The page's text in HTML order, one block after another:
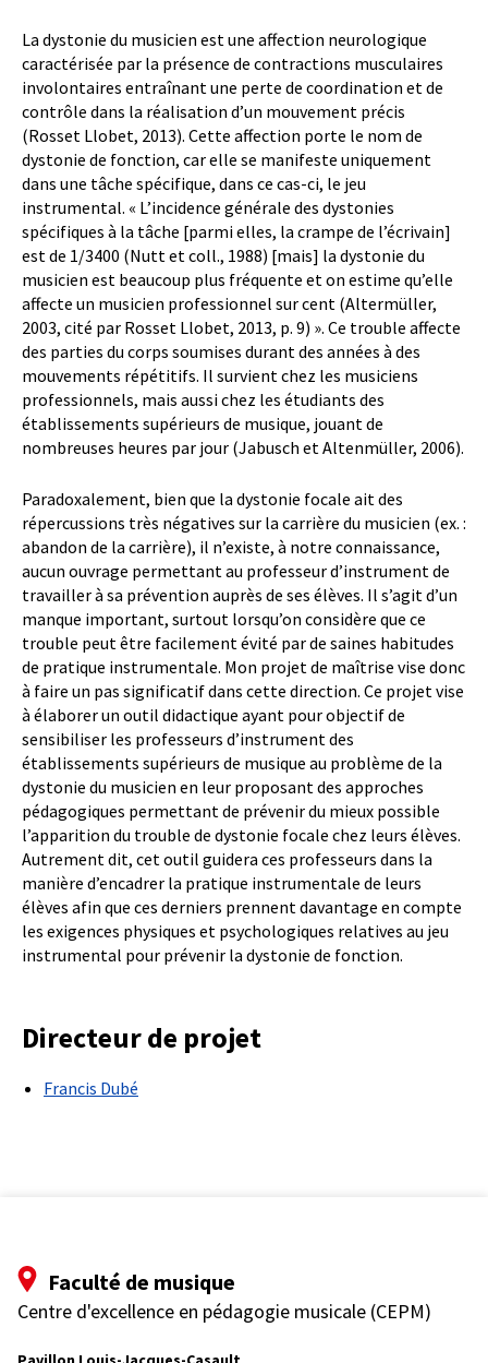
La dystonie du musicien est une affection neurologique
caractérisée par la présence de contractions musculaires
involontaires entraînant une perte de coordination et de
contrôle dans la réalisation d’un mouvement précis
(Rosset Llobet, 2013). Cette affection porte le nom de
dystonie de fonction, car elle se manifeste uniquement
dans une tâche spécifique, dans ce cas-ci, le jeu
instrumental. « L’incidence générale des dystonies
spécifiques à la tâche [parmi elles, la crampe de l’écrivain]
est de 1/3400 (Nutt et coll., 1988) [mais] la dystonie du
musicien est beaucoup plus fréquente et on estime qu’elle
affecte un musicien professionnel sur cent (Altermüller,
2003, cité par Rosset Llobet, 2013, p. 9) ». Ce trouble affecte
des parties du corps soumises durant des années à des
mouvements répétitifs. Il survient chez les musiciens
professionnels, mais aussi chez les étudiants des
établissements supérieurs de musique, jouant de
nombreuses heures par jour (Jabusch et Altenmüller, 2006).
Paradoxalement, bien que la dystonie focale ait des
répercussions très négatives sur la carrière du musicien (ex. :
abandon de la carrière), il n’existe, à notre connaissance,
aucun ouvrage permettant au professeur d’instrument de
travailler à sa prévention auprès de ses élèves. Il s’agit d’un
manque important, surtout lorsqu’on considère que ce
trouble peut être facilement évité par de saines habitudes
de pratique instrumentale. Mon projet de maîtrise vise donc
à faire un pas significatif dans cette direction. Ce projet vise
à élaborer un outil didactique ayant pour objectif de
sensibiliser les professeurs d’instrument des
établissements supérieurs de musique au problème de la
dystonie du musicien en leur proposant des approches
pédagogiques permettant de prévenir du mieux possible
l’apparition du trouble de dystonie focale chez leurs élèves.
Autrement dit, cet outil guidera ces professeurs dans la
manière d’encadrer la pratique instrumentale de leurs
élèves afin que ces derniers prennent davantage en compte
les exigences physiques et psychologiques relatives au jeu
instrumental pour prévenir la dystonie de fonction.
Directeur de projet
Francis Dubé
Faculté de musique
Centre d'excellence en pédagogie musicale (CEPM)